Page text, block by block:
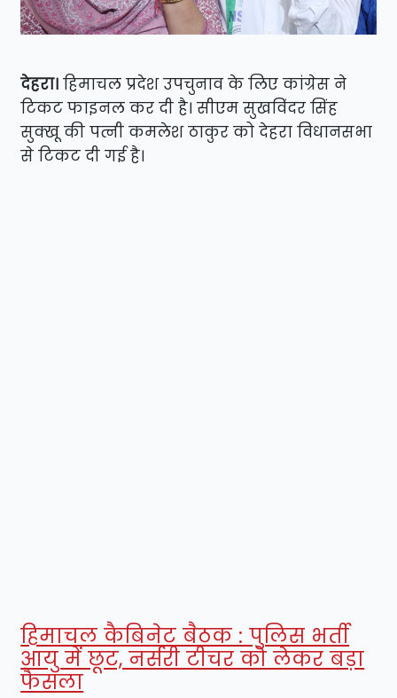
देहरा।हिमाचल प्रदेश उपचुनाव के लिए कांग्रेस ने
टिकट फाइनल कर दी है। सीएम सुखविंदर सिंह
सुक्खू की पत्नी कमलेश ठाकुर को देहरा विधानसभा
से टिकट दी गई है।
हिमाचल कैबिनेट बैठक : पुलिस भर्ती
आयु में छूट, नर्सरी टीचर को लेकर बड़ा
फैसला